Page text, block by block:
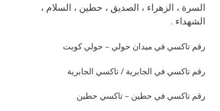
السرة ، الزهراء ، الصديق ، حطين ، السلام ،
الشهداء .
رقم تاكسي في ميدان حولي – حولي كويت
رقم تاكسي في الجابرية / تاكسي الجابرية
رقم تاكسي في حطين – تاكسي حطين